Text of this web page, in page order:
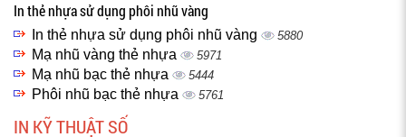
In thẻ nhựa sử dụng phôi nhũ vàng
In thẻ nhựa sử dụng phôi nhũ vàng 5880
Mạ nhũ vàng thẻ nhựa 5971
Mạ nhũ bạc thẻ nhựa 5444
Phôi nhũ bạc thẻ nhựa 5761
IN KỸ THUẬT SỐ